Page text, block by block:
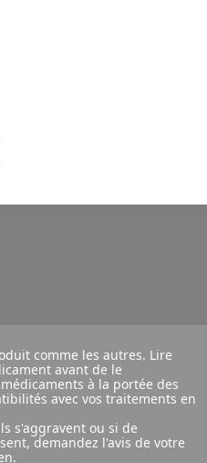
comme les autres. Lire
avant de le
à la portée des
avec vos traitements en
s'aggravent ou si de
demandez l'avis de votre